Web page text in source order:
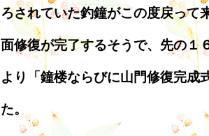
ろされていた釣鐘がこの度戻って
面修復が完了するそうで、先の１
より「鐘楼ならびに山門修復完成
た。